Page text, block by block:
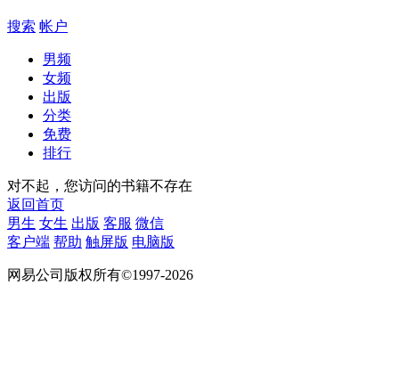
搜索 帐户
男频
女频
出版
分类
免费
排行
对不起，您访问的书籍不存在
返回首页
男生 女生 出版 客服 微信
客户端 帮助 触屏版 电脑版
网易公司版权所有©1997-2026